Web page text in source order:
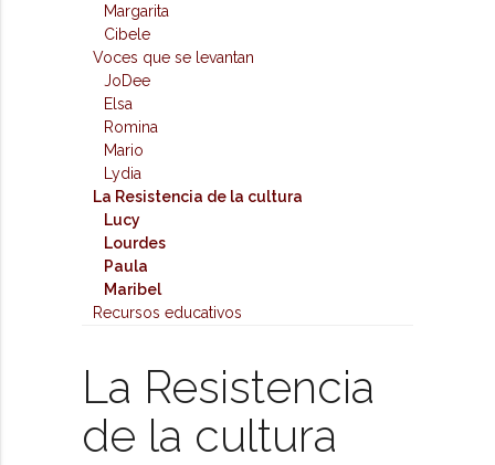
Margarita
Cibele
Voces que se levantan
JoDee
Elsa
Romina
Mario
Lydia
La Resistencia de la cultura
Lucy
Lourdes
Paula
Maribel
Recursos educativos
La Resistencia
de la cultura